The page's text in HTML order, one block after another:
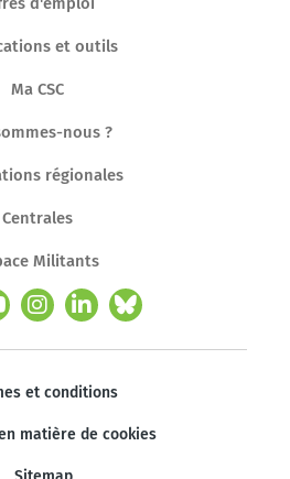
et outils
Ma CSC
nous ?
régionales
Centrales
Militants
et conditions
matière de cookies